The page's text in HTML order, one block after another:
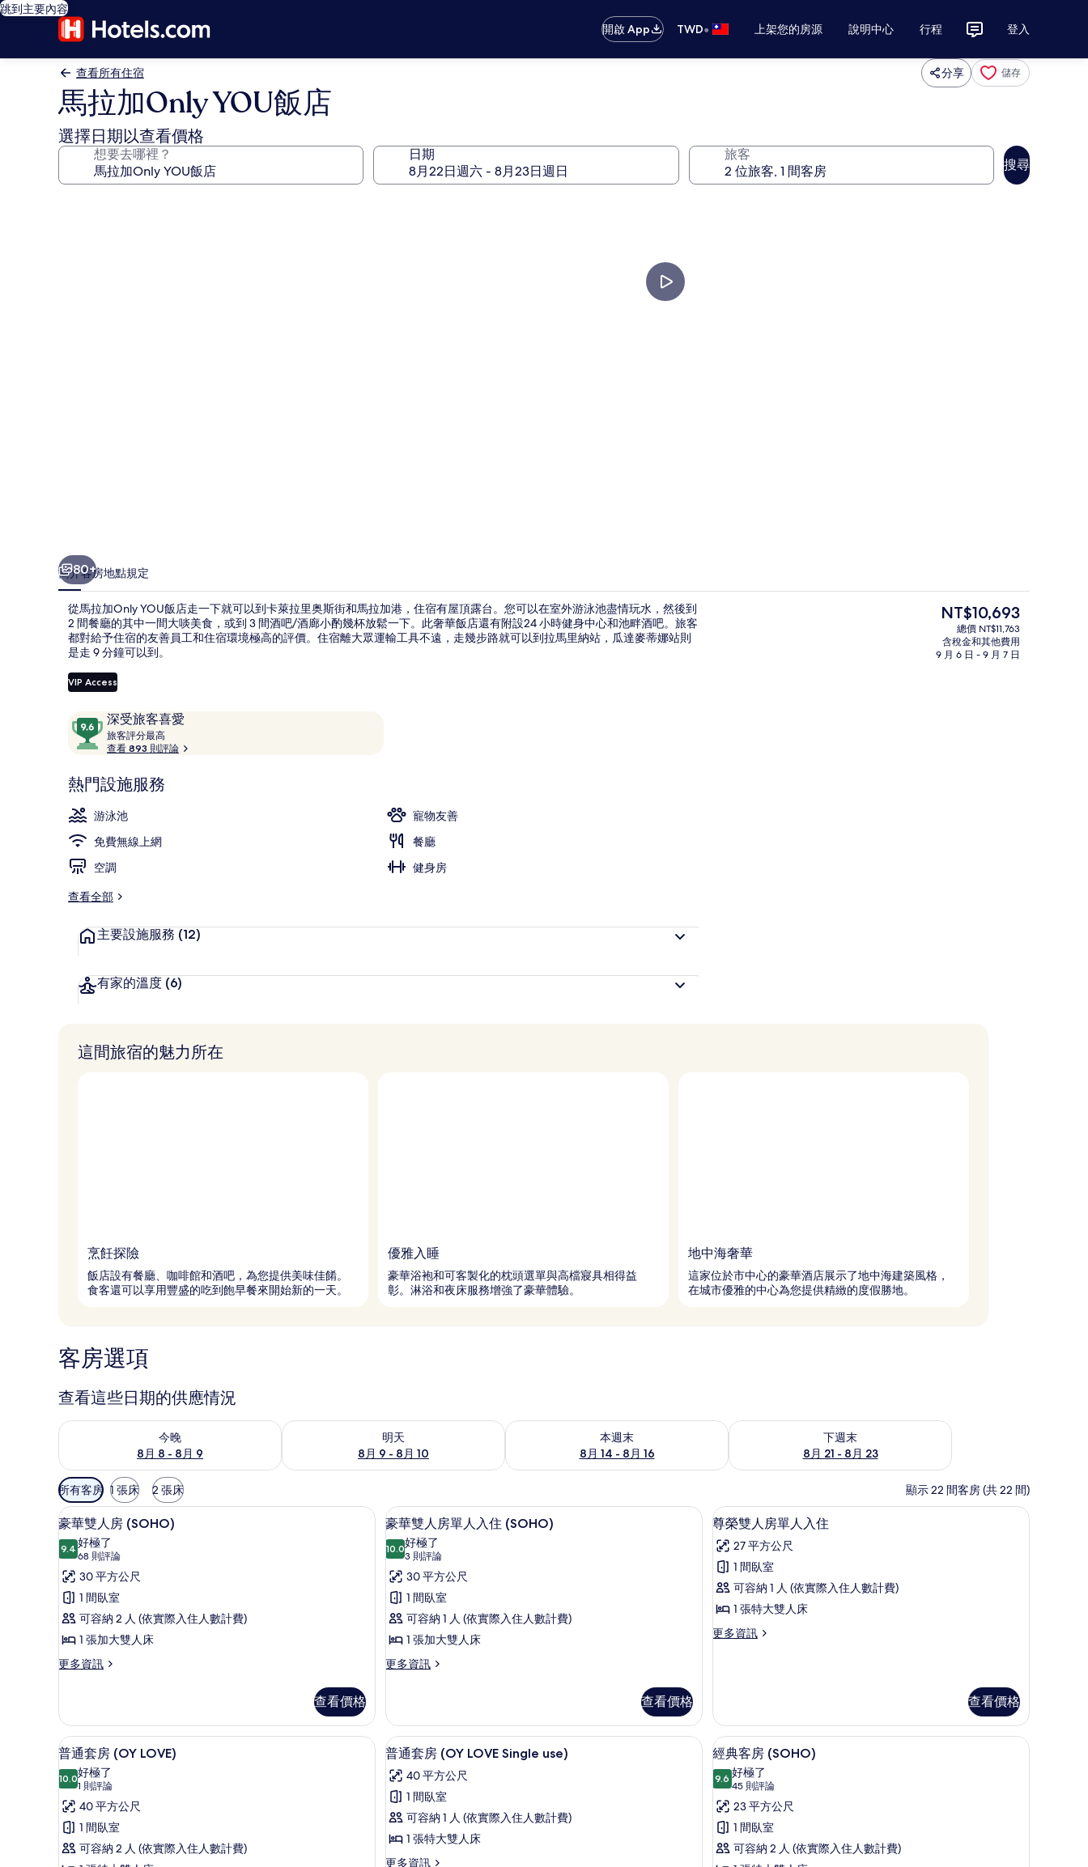
跳到主要內容
開啟 App
TWD• 上架您的房源 說明中心 行程 登入
查看所有住宿 分享 儲存
馬拉加Only YOU飯店
選擇日期以查看價格
想要去哪裡？ 日期 旅客
搜尋
高級寢具、記憶床墊、客房內保險箱
80+
簡介客房地點規定
從馬拉加Only YOU飯店走一下就可以到卡萊拉里奥斯街和馬拉加港，住宿有屋頂露台。您可以在室外游泳池盡情玩水，然後到
2 間餐廳的其中一間大啖美食，或到 3 間酒吧/酒廊小酌幾杯放鬆一下。此奢華飯店還有附設24 小時健身中心和池畔酒吧。旅客
都對給予住宿的友善員工和住宿環境極高的評價。住宿離大眾運輸工具不遠，走幾步路就可以到拉馬里納站，瓜達麥蒂娜站則
是走 9 分鐘可以到。
VIP Access
評
論
深受旅客喜愛
9.6
分，
滿
10，
深
受
旅
客
喜
愛
旅客評分最高
客
查看 893 則評論
熱門設施服務
游泳池
寵物友善
免費無線上網
餐廳
空調
健身房
查看全部
主要設施服務 (12)
有家的溫度 (6)
目
的
價
NT$10,693
總價 NT$11,763
含稅金和其他費用
9 月 6 日 - 9 月 7 日
這間旅宿的魅力所在
烹飪探險
飯店設有餐廳、咖啡館和酒吧，為您提供美味佳餚。
食客還可以享用豐盛的吃到飽早餐來開始新的一天。
優雅入睡
豪華浴袍和可客製化的枕頭選單與高檔寢具相得益
彰。淋浴和夜床服務增強了豪華體驗。
地中海奢華
這家位於市中心的豪華酒店展示了地中海建築風格，
在城市優雅的中心為您提供精緻的度假勝地。
客房選項
查看這些日期的供應情況
今晚
8月 8 - 8月 9
查看今晚 (8月 8 - 8月 9) 的供應情況
明天
8月 9 - 8月 10
查看明天 (8月 9 - 8月 10) 的供應情況
本週末
8月 14 - 8月 16
查看本週末 (8月 14 - 8月 16) 的供應情況
下週末
8月 21 - 8月 23
查看下週末 (8月 21 - 8月 23) 的供應情況
可
用
的
客
房
篩
選
條
件
所有客房 1 張床 2 張床 顯示 22 間客房 (共 22 間)
顯
示
豪
華
雙
人
房
(SOHO)
有
相
片
高級寢具、記憶床墊、客房內保險箱、書桌
4
豪華雙人房 (SOHO)
9.49.4 分，滿分 10 分
好極了
68 則評論
(68
則
評
論)
30 平方公尺
1 間臥室
可容納 2 人 (依實際入住人數計費)
1 張加大雙人床
更多資訊
更
雙
人
房
(SOHO)
的
情
查看價格
顯
示
豪
華
雙
人
房
單
住
(SOHO)
的
所
有
相
片
高級寢具、記憶床墊、客房內保險箱、書桌
4
豪華雙人房單人入住 (SOHO)
10.010.0 分，滿分 10 分
好極了
3 則評論
(3
則
評
論)
30 平方公尺
1 間臥室
可容納 1 人 (依實際入住人數計費)
1 張加大雙人床
更多資訊
更
雙
人
房
單
人
入
住
(SOHO)
的
查看價格
顯
示
尊
榮
雙
房
住
的
所
有
相
片
高級寢具、記憶床墊、客房內保險箱、書桌
4
尊榮雙人房單人入住
27 平方公尺
1 間臥室
可容納 1 人 (依實際入住人數計費)
1 張特大雙人床
更多資訊
更
房
單
人
入
住
的
詳
情
查看價格
顯
示
普
通
套
房
高級寢具、記憶床墊、客房內保險箱、書桌
5
普通套房 (OY LOVE)
10.010.0 分，滿分 10 分
好極了
1 則評論
(1
則
評
論)
40 平方公尺
1 間臥室
可容納 2 人 (依實際入住人數計費)
顯
示
普
通
套
高級寢具、記憶床墊、客房內保險箱、書桌
5
普通套房 (OY LOVE Single use)
40 平方公尺
1 間臥室
可容納 1 人 (依實際入住人數計費)
1 張特大雙人床
更多資訊
更
顯
示
經
典
客
房
高級寢具、記憶床墊、客房內保險箱、書桌
5
經典客房 (SOHO)
9.69.6 分，滿分 10 分
好極了
45 則評論
(45
則
評
論)
23 平方公尺
1 間臥室
可容納 2 人 (依實際入住人數計費)